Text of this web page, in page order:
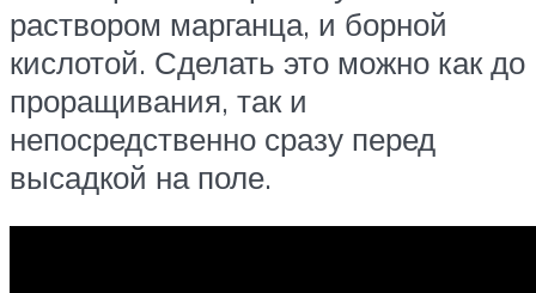
раствором марганца, и борной
кислотой. Сделать это можно как до
проращивания, так и
непосредственно сразу перед
высадкой на поле.